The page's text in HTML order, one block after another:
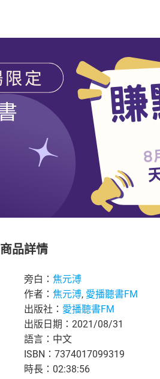
商品詳情
旁白： 焦元溥
作者： 焦元溥, 愛播聽書FM
出版社： 愛播聽書FM
出版日期：2021/08/31
語言：中文
ISBN：7374017099319
時長：02:38:56